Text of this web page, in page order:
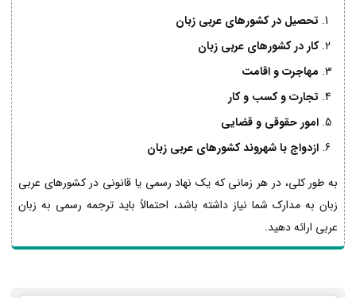
تحصیل در کشورهای عربی زبان
کار در کشورهای عربی زبان
مهاجرت و اقامت
تجارت و کسب و کار
امور حقوقی و قضایی
ازدواج با شهروند کشورهای عربی زبان
به طور کلی، در هر زمانی که یک نهاد رسمی یا قانونی در کشورهای عربی
زبان به مدارک شما نیاز داشته باشد، احتمالاً باید ترجمه رسمی به زبان
عربی ارائه دهید.